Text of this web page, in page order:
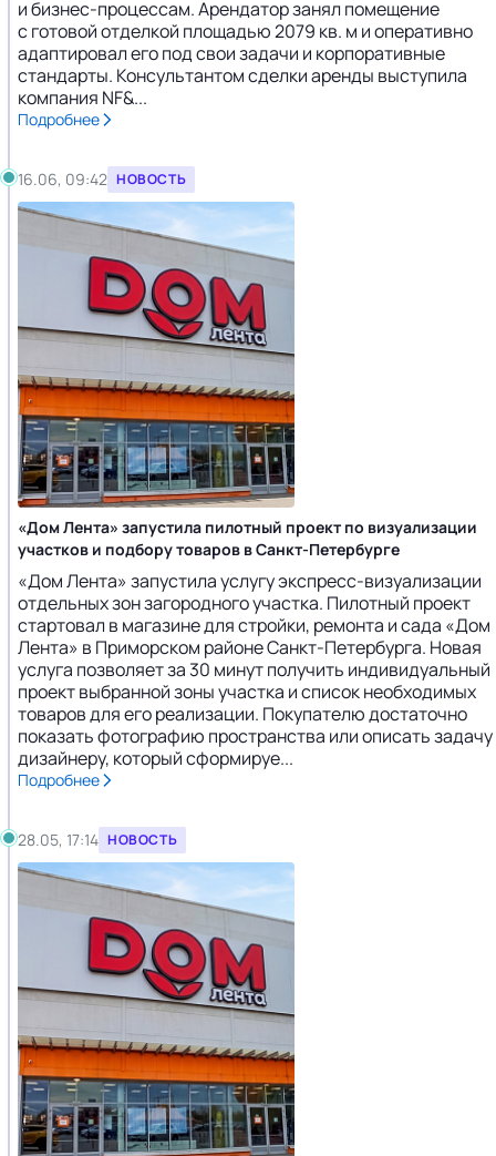
и бизнес-процессам. Арендатор занял помещение
с готовой отделкой площадью 2079 кв. м и оперативно
адаптировал его под свои задачи и корпоративные
стандарты. Консультантом сделки аренды выступила
компания NF&...
Подробнее
16.06, 09:42 НОВОСТЬ
«Дом Лента» запустила пилотный проект по визуализации
участков и подбору товаров в Санкт-Петербурге
«Дом Лента» запустила услугу экспресс-визуализации
отдельных зон загородного участка. Пилотный проект
стартовал в магазине для стройки, ремонта и сада «Дом
Лента» в Приморском районе Санкт-Петербурга. Новая
услуга позволяет за 30 минут получить индивидуальный
проект выбранной зоны участка и список необходимых
товаров для его реализации. Покупателю достаточно
показать фотографию пространства или описать задачу
дизайнеру, который сформируе...
Подробнее
28.05, 17:14 НОВОСТЬ